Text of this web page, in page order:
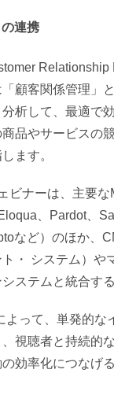
連携
Relationship
顧客関係管理」
析して、最適で
品やサービスの
ます。
ビナーは、主要
、Pardot、
など）のほか、
・ システム）や
ステムと統合す
よって、単発的な
視聴者と持続的
効率化につなげ